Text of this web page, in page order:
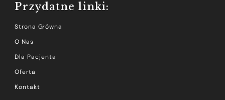
Przydatne linki:
Strona Główna
O Nas
Dla Pacjenta
Oferta
Kontakt